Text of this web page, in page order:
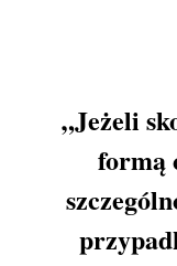
„Jeżeli
formą